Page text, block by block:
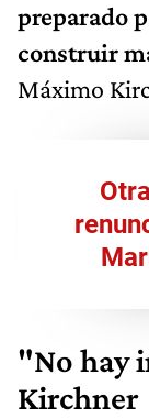
preparado
construir
Máximo
"No hay
Kirchner